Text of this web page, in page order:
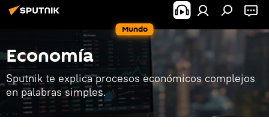
Mundo
Economía
Sputnik te explica procesos económicos complejos
en palabras simples.